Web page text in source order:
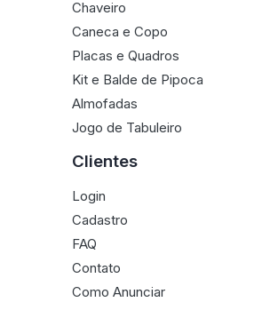
Chaveiro
Caneca e Copo
Placas e Quadros
Kit e Balde de Pipoca
Almofadas
Jogo de Tabuleiro
Clientes
Login
Cadastro
FAQ
Contato
Como Anunciar